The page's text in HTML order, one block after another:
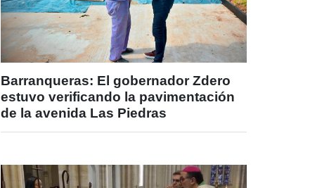
Barranqueras: El gobernador Zdero
estuvo verificando la pavimentación
de la avenida Las Piedras